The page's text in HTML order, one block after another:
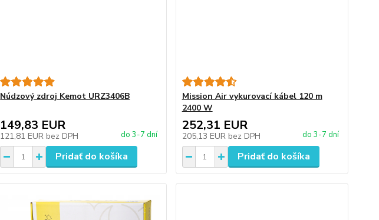
Núdzový zdroj Kemot URZ3406B
149,83 EUR
121,81 EUR bez DPH do 3-7 dní
Pridať do košíka
Mission Air vykurovací kábel 120 m
2400 W
252,31 EUR
205,13 EUR bez DPH do 3-7 dní
Pridať do košíka